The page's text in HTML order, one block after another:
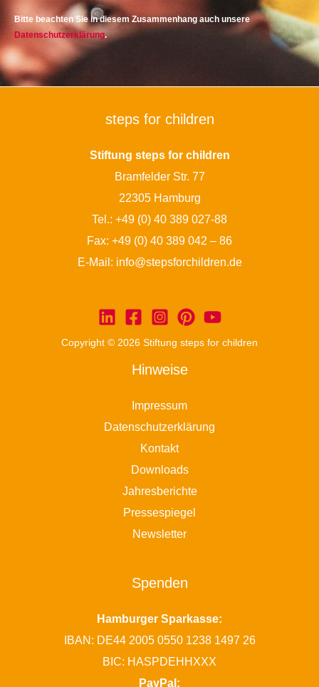
Bitte beachten Sie in diesem Zusammenhang auch unsere
Datenschutzerklärung.
steps for children
Stiftung steps for children
Bramfelder Str. 77
22305 Hamburg
Tel.: +49 (0) 40 389 027-88
Fax: +49 (0) 40 389 042 – 86
E-Mail: info@stepsforchildren.de
Copyright © 2026 Stiftung steps for children
Hinweise
Impressum
Datenschutzerklärung
Kontakt
Downloads
Jahresberichte
Pressespiegel
Newsletter
Spenden
Hamburger Sparkasse:
IBAN: DE44 2005 0550 1238 1497 26
BIC: HASPDEHHXXX
PayPal: